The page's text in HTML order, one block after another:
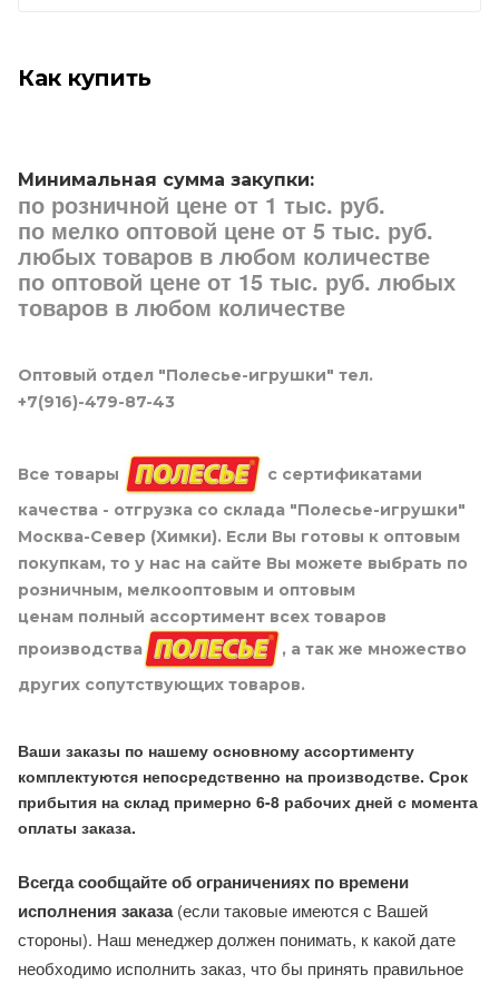
Как купить
Минимальная сумма закупки:
по розничной цене от 1 тыс. руб.
по мелко оптовой цене от 5 тыс. руб.
любых товаров в любом количестве
по оптовой цене от 15 тыс. руб. любых
товаров в любом количестве
Оптовый отдел "Полесье-игрушки" тел.
+7(916)-479-87-43
Все товары
с сертификатами
качества - отгрузка со склада "Полесье-игрушки"
Москва-Север (Химки). Если Вы готовы к оптовым
покупкам, то у нас на сайте Вы можете выбрать по
розничным, мелкооптовым и оптовым
ценам полный ассортимент всех товаров
производства
, а так же множество
других сопутствующих товаров.
Ваши заказы по нашему основному ассортименту
комплектуются непосредственно на производстве. Срок
прибытия на склад примерно 6-8 рабочих дней с момента
оплаты заказа.
Всегда сообщайте об ограничениях по времени
исполнения заказа(если таковые имеются с Вашей
стороны). Наш менеджер должен понимать, к какой дате
необходимо исполнить заказ, что бы принять правильное